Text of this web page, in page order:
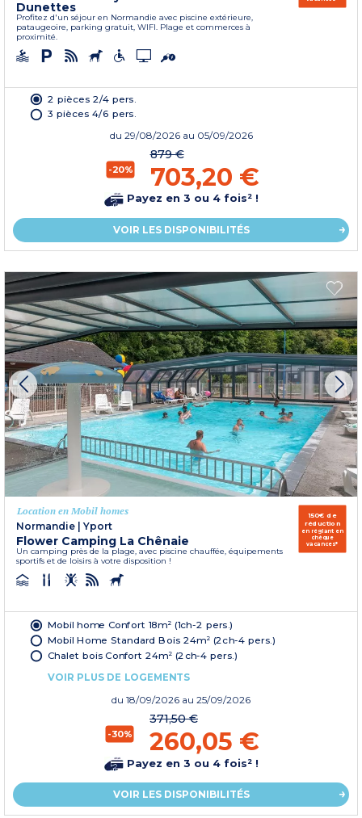
Dunettes
Profitez d'un séjour en Normandie avec piscine extérieure,
pataugeoire, parking gratuit, WIFI. Plage et commerces à
proximité.
2 pièces 2/4 pers.
3 pièces 4/6 pers.
du 29/08/2026 au 05/09/2026
-20%
879 €
703,20 €
Payez en 3 ou 4 fois² !
VOIR LES DISPONIBILITÉS
Location en Mobil homes
Normandie
Yport
Flower Camping La Chênaie
Un camping près de la plage, avec piscine chauffée, équipements
sportifs et de loisirs à votre disposition !
150€ de
réduction
en réglant en
chèque
vacances*
Mobil home Confort 18m² (1ch-2 pers.)
Mobil Home Standard Bois 24m² (2ch-4 pers.)
Chalet bois Confort 24m² (2ch-4 pers.)
VOIR PLUS DE LOGEMENTS
du 18/09/2026 au 25/09/2026
-30%
371,50 €
260,05 €
Payez en 3 ou 4 fois² !
VOIR LES DISPONIBILITÉS